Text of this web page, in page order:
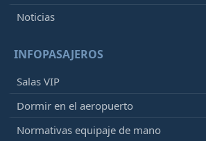
Noticias
INFOPASAJEROS
Salas VIP
Dormir en el aeropuerto
Normativas equipaje de mano